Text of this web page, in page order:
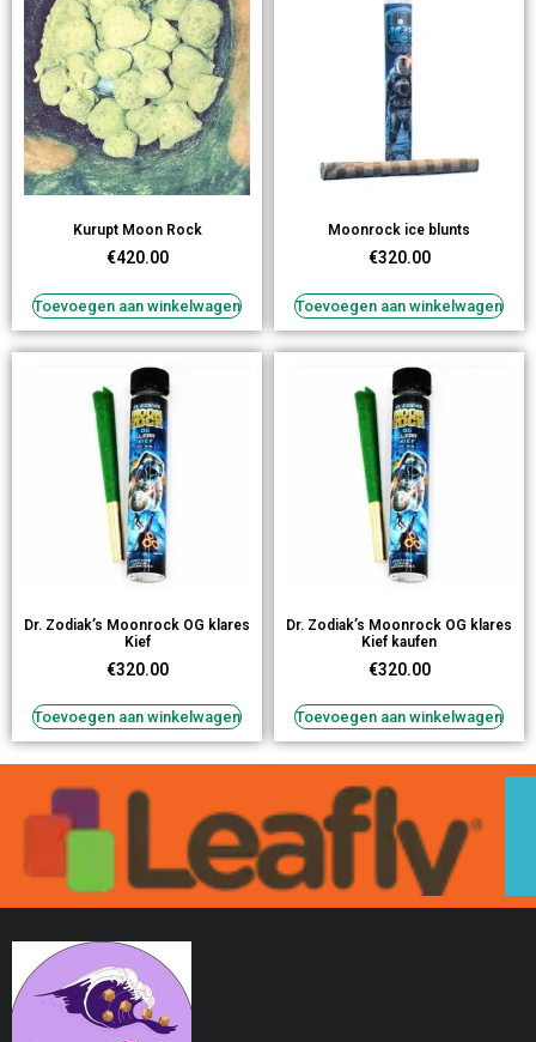
Kurupt Moon Rock
€420.00
Toevoegen aan winkelwagen
Moonrock ice blunts
€320.00
Toevoegen aan winkelwagen
Dr. Zodiak’s Moonrock OG klares
Kief
€320.00
Toevoegen aan winkelwagen
Dr. Zodiak’s Moonrock OG klares
Kief kaufen
€320.00
Toevoegen aan winkelwagen